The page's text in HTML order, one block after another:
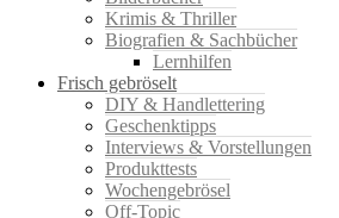
Krimis & Thriller
Biografien & Sachbücher
Lernhilfen
Frisch gebröselt
DIY & Handlettering
Geschenktipps
Interviews & Vorstellungen
Produkttests
Wochengebrösel
Off-Topic